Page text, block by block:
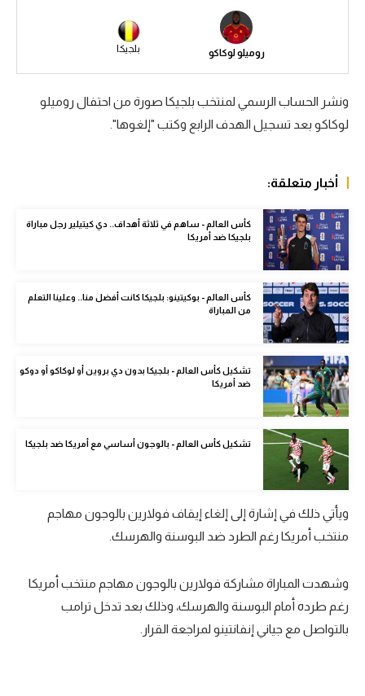
دوري أبطال أوروبا
رياضات أخرى
كرة السلة الأمريكية
كرة سلة
كرة يد
كرة طائرة
الوطن العربي
رياضة نسائية
آسيا
أمريكا
ركن الألعاب
أقسام خاصة
ميركاتو
تحقيق في الجول
روميلو لوكاكو بلجيكا
ونشر الحساب الرسمي لمنتخب بلجيكا صورة من احتفال روميلو
لوكاكو بعد تسجيل الهدف الرابع وكتب "إلغوها".
أخبار متعلقة:
كأس العالم - ساهم في ثلاثة أهداف.. دي كيتيلير رجل مباراة
بلجيكا ضد أمريكا
كأس العالم - بوكيتينو: بلجيكا كانت أفضل منا.. وعلينا التعلم
من المباراة
تشكيل كأس العالم - بلجيكا بدون دي بروين أو لوكاكو أو دوكو
ضد أمريكا
تشكيل كأس العالم - بالوجون أساسي مع أمريكا ضد بلجيكا
ويأتي ذلك في إشارة إلى إلغاء إيقاف فولارين بالوجون مهاجم
منتخب أمريكا رغم الطرد ضد البوسنة والهرسك.
وشهدت المباراة مشاركة فولارين بالوجون مهاجم منتخب أمريكا
رغم طرده أمام البوسنة والهرسك، وذلك بعد تدخل ترامب
بالتواصل مع جياني إنفانتينو لمراجعة القرار.